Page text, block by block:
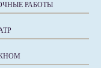
РАБОТЫ